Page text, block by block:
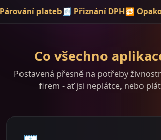
🧾 Přiznání DPH🔁 Opakované faktury
Co všechno
Postavená přesně na potřeby
firem - ať jsi neplátce, nebo